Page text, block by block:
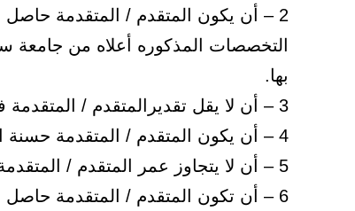
2 – أن يكون المتقدم / المتقدمة
التخصصات المذكوره أعلاه من
بها.
3 – أن لا يقل تقديرالمتقدم / المتقدمة في الماجستير عن جيد جدا.
4 – أن يكون المتقدم / المتقدمة حسنة السيرة والسلوك .
5 – أن لا يتجاوز عمر المتقدم / المتقدمة عن (35) سنة.
6 – أن تكون المتقدم / المتقدمة